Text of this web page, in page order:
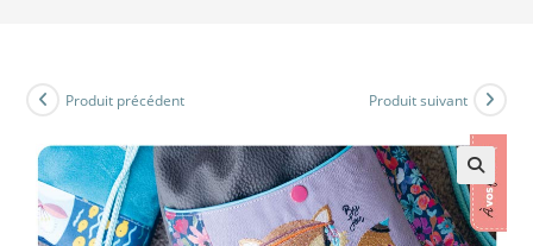
Produit précédent Produit suivant